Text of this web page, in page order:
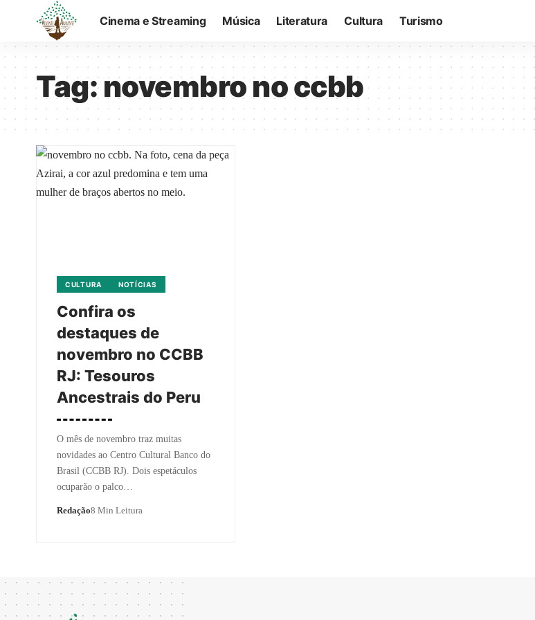
Cinema e Streaming Música Literatura Cultura Turismo
Tag:novembro no ccbb
CULTURA NOTÍCIAS
Confira os
destaques de
novembro no CCBB
RJ: Tesouros
Ancestrais do Peru
O mês de novembro traz muitas
novidades ao Centro Cultural Banco do
Brasil (CCBB RJ). Dois espetáculos
ocuparão o palco…
Redação8 Min Leitura